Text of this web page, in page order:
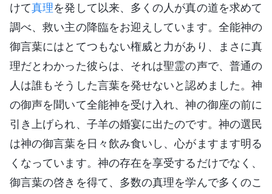
けて真理を発して以来、多くの人が真の道を求めて
調べ、救い主の降臨をお迎えしています。全能神の
御言葉にはとてつもない権威と力があり、まさに真
理だとわかった彼らは、それは聖霊の声で、普通の
人は誰もそうした言葉を発せないと認めました。神
の御声を聞いて全能神を受け入れ、神の御座の前に
引き上げられ、子羊の婚宴に出たのです。神の選民
は神の御言葉を日々飲み食いし、心がますます明る
くなっています。神の存在を享受するだけでなく、
御言葉の啓きを得て、多数の真理を学んで多くのこ